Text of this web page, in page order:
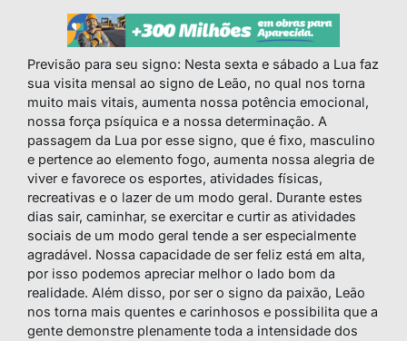
Previsão para seu signo: Nesta sexta e sábado a Lua faz
sua visita mensal ao signo de Leão, no qual nos torna
muito mais vitais, aumenta nossa potência emocional,
nossa força psíquica e a nossa determinação. A
passagem da Lua por esse signo, que é fixo, masculino
e pertence ao elemento fogo, aumenta nossa alegria de
viver e favorece os esportes, atividades físicas,
recreativas e o lazer de um modo geral. Durante estes
dias sair, caminhar, se exercitar e curtir as atividades
sociais de um modo geral tende a ser especialmente
agradável. Nossa capacidade de ser feliz está em alta,
por isso podemos apreciar melhor o lado bom da
realidade. Além disso, por ser o signo da paixão, Leão
nos torna mais quentes e carinhosos e possibilita que a
gente demonstre plenamente toda a intensidade dos